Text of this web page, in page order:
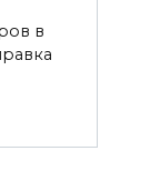
в